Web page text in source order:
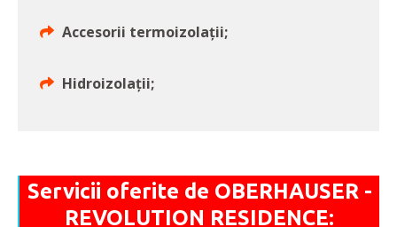
Accesorii termoizolații;
Hidroizolații;
Servicii oferite de OBERHAUSER -
REVOLUTION RESIDENCE: